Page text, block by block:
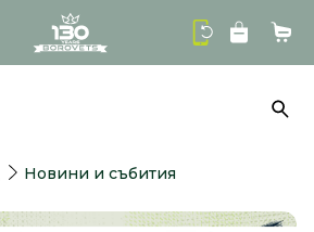
logo
Новини и събития